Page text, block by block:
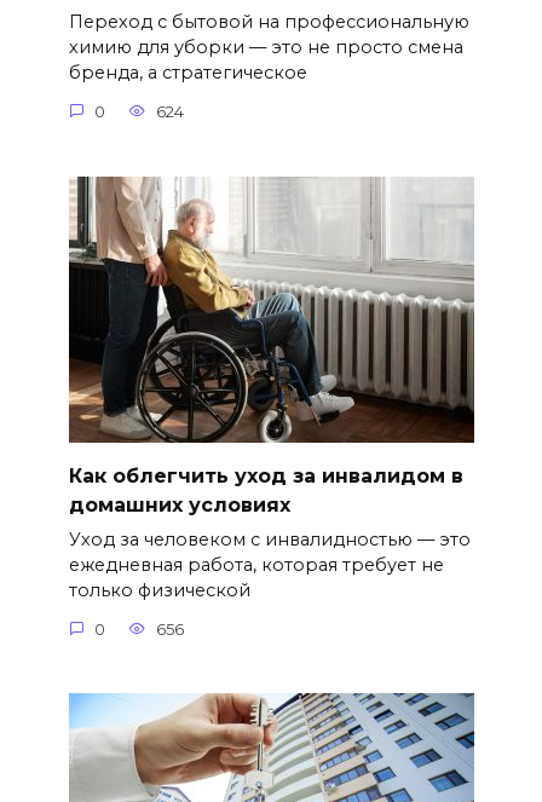
Переход с бытовой на профессиональную
химию для уборки — это не просто смена
бренда, а стратегическое
0 624
Как облегчить уход за инвалидом в
домашних условиях
Уход за человеком с инвалидностью — это
ежедневная работа, которая требует не
только физической
0 656